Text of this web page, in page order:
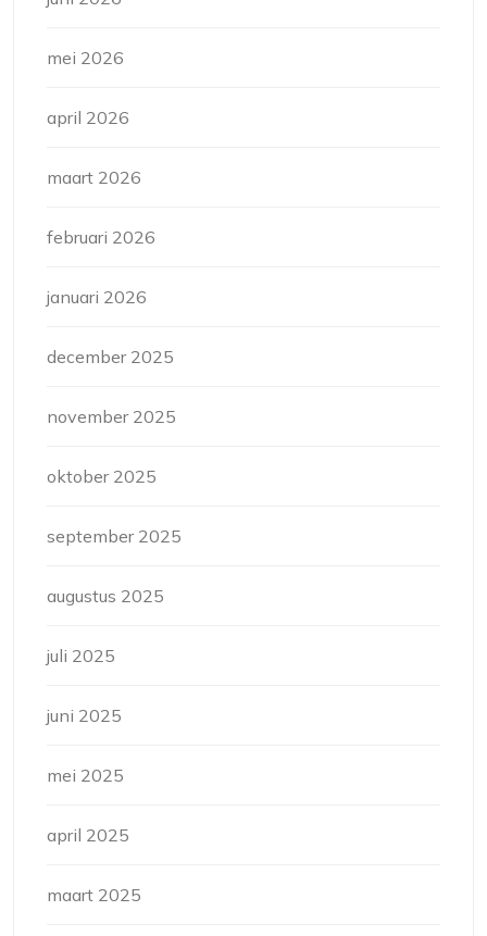
mei 2026
april 2026
maart 2026
februari 2026
januari 2026
december 2025
november 2025
oktober 2025
september 2025
augustus 2025
juli 2025
juni 2025
mei 2025
april 2025
maart 2025